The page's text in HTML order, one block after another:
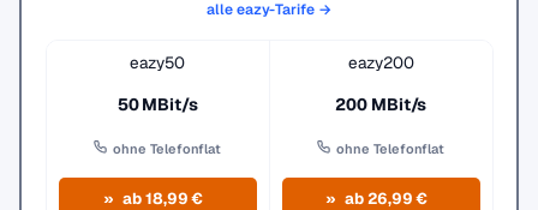
alle eazy-Tarife →
eazy50
50 MBit/s
ohne Telefonflat
ab 18,99 €
eazy200
200 MBit/s
ohne Telefonflat
ab 26,99 €